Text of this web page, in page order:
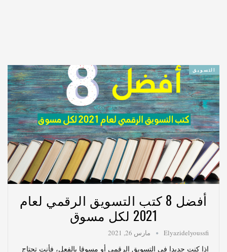
التسويق
أفضل 8 كتب التسويق الرقمي لعام
2021 لكل مسوق
Elyazidelyoussfi مارس 26, 2021
اذا كنت جديدا في التسويق الرقمي أو مسوقا بالفعل، فأنت تحتاج